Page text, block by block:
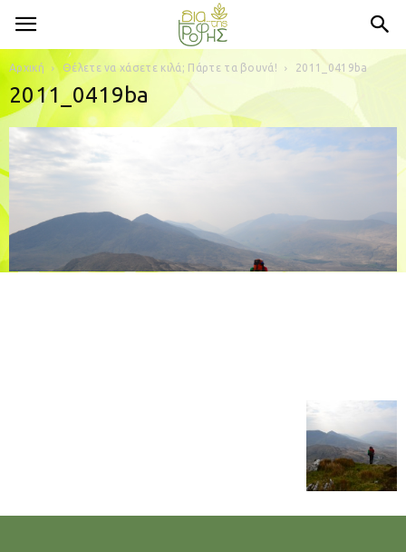
Αρχική Θέλετε να χάσετε κιλά; Πάρτε τα βουνά! 2011_0419ba
2011_0419ba